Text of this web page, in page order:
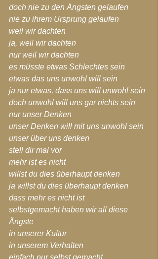
doch nie zu den Ängsten gelaufen
nie zu ihrem Ursprung gelaufen
weil wir dachten
ja, weil wir dachten
nur weil wir dachten
es müsste etwas Schlechtes sein
etwas das uns unwohl will sein
ja nur etwas, dass uns will unwohl sein
doch unwohl will uns gar nichts sein
nur unser Denken
unser Denken will mit uns unwohl sein
unser über uns denken
stell dir mal vor
mehr ist es nicht
willst du dies überhaupt denken
ja willst du dies überhaupt denken
dass mehr es nicht ist
selbstgemacht haben wir all diese
Ängste
in unserer Kultur
in unserem Verhalten
einfach nur selbst gemacht